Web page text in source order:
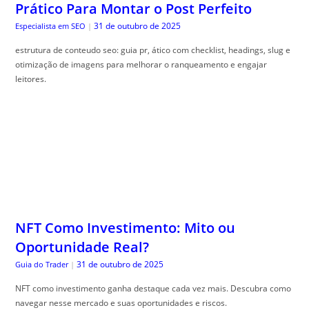
Prático Para Montar o Post Perfeito
Especialista em SEO | 31 de outubro de 2025
estrutura de conteudo seo: guia pr, ático com checklist, headings, slug e
otimização de imagens para melhorar o ranqueamento e engajar
leitores.
NFT Como Investimento: Mito ou
Oportunidade Real?
Guia do Trader | 31 de outubro de 2025
NFT como investimento ganha destaque cada vez mais. Descubra como
navegar nesse mercado e suas oportunidades e riscos.